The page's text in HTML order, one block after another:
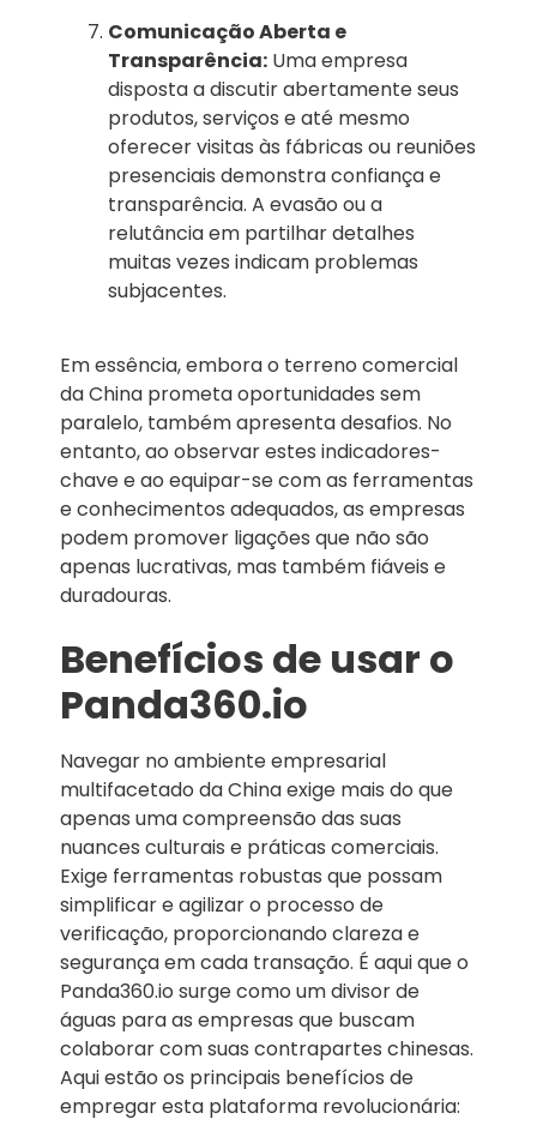
Comunicação Aberta e
Transparência: Uma empresa
disposta a discutir abertamente seus
produtos, serviços e até mesmo
oferecer visitas às fábricas ou reuniões
presenciais demonstra confiança e
transparência. A evasão ou a
relutância em partilhar detalhes
muitas vezes indicam problemas
subjacentes.
Em essência, embora o terreno comercial
da China prometa oportunidades sem
paralelo, também apresenta desafios. No
entanto, ao observar estes indicadores-
chave e ao equipar-se com as ferramentas
e conhecimentos adequados, as empresas
podem promover ligações que não são
apenas lucrativas, mas também fiáveis e
duradouras.
Benefícios de usar o
Panda360.io
Navegar no ambiente empresarial
multifacetado da China exige mais do que
apenas uma compreensão das suas
nuances culturais e práticas comerciais.
Exige ferramentas robustas que possam
simplificar e agilizar o processo de
verificação, proporcionando clareza e
segurança em cada transação. É aqui que o
Panda360.io surge como um divisor de
águas para as empresas que buscam
colaborar com suas contrapartes chinesas.
Aqui estão os principais benefícios de
empregar esta plataforma revolucionária: